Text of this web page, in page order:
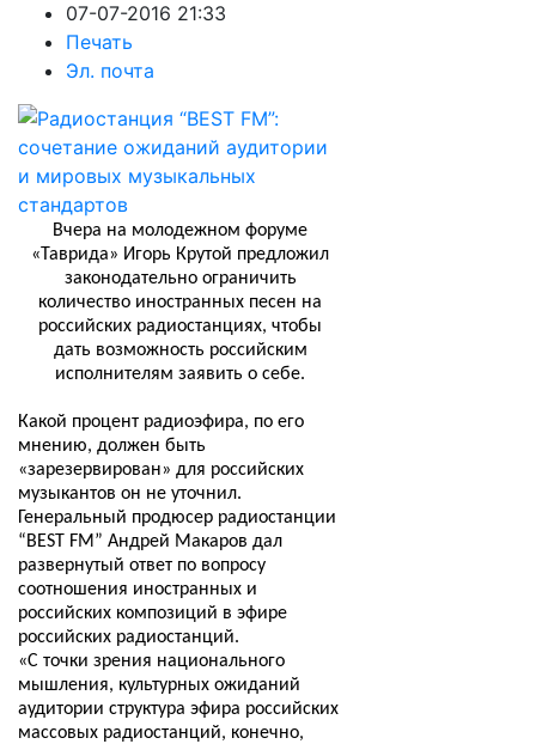
07-07-2016 21:33
Печать
Эл. почта
Вчера на молодежном форуме
«Таврида» Игорь Крутой предложил
законодательно ограничить
количество иностранных песен на
российских радиостанциях, чтобы
дать возможность российским
исполнителям заявить о себе.
Какой процент радиоэфира, по его
мнению, должен быть
«зарезервирован» для российских
музыкантов он не уточнил.
Генеральный продюсер радиостанции
“BEST FM” Андрей Макаров дал
развернутый ответ по вопросу
соотношения иностранных и
российских композиций в эфире
российских радиостанций.
«С точки зрения национального
мышления, культурных ожиданий
аудитории структура эфира российских
массовых радиостанций, конечно,